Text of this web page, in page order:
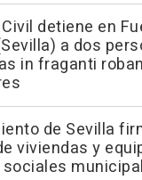
detiene en
a dos
in fraganti
de Sevilla
viviendas y